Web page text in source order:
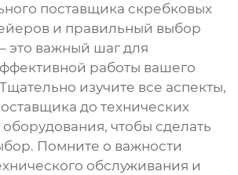
поставщика скребковых
и правильный выбор
это важный шаг для
работы вашего
изучите все аспекты,
до технических
чтобы сделать
Помните о важности
обслуживания и